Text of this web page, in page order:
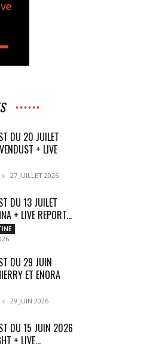
DU 20 JUILET
+ LIVE
27 JUILLET 2026
DU 13 JUILET
+ LIVE REPORT...
DU 29 JUIN
ET ENORA
29 JUIN 2026
DU 15 JUIN 2026
+ LIVE...